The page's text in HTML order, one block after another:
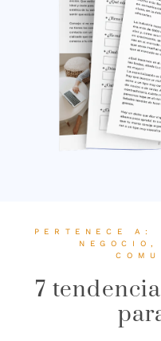
PERTENECE A:
NEGOCIO,
7